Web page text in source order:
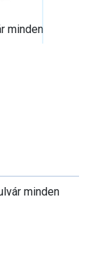
minden
minden